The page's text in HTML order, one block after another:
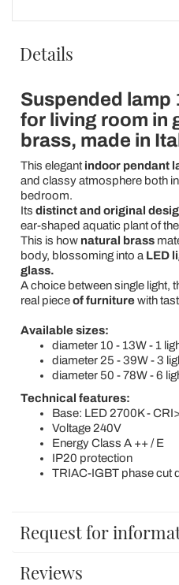
Details
Suspended lamp
for living room in
brass, made in
This elegant indoor pendant
and classy atmosphere both
bedroom.
Its distinct and original
ear-shaped aquatic plant of
This is how natural brass
body, blossoming into a LED
glass.
A choice between single light,
real pieceof furniturewith
Available sizes:
diameter 10 - 13W - 1
diameter 25 - 39W - 3
diameter 50 - 78W - 6
Technical features:
Base: LED 2700K -
Voltage 240V
Energy Class A ++ / E
IP20 protection
TRIAC-IGBT phase cut
Request for
Reviews